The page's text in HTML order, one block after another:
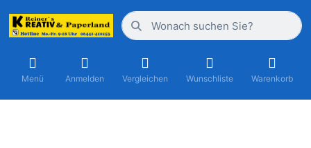
Menü Anmelden Vergleichen Wunschliste Warenkorb